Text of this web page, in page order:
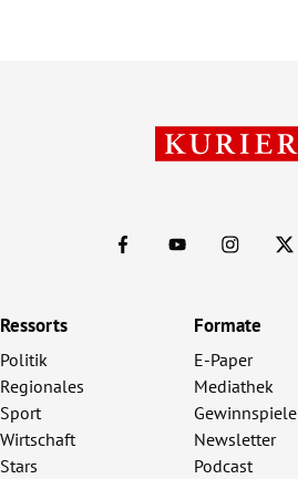
Ressorts
Politik
Regionales
Sport
Wirtschaft
Stars
Formate
E-Paper
Mediathek
Gewinnspiele
Newsletter
Podcast